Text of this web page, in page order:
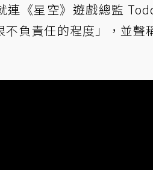
連《星空》遊戲總監
不負責任的程度」，並